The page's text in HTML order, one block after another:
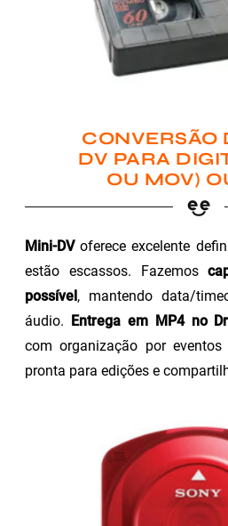
CONVERSÃO
DV PARA
OU MOV)
Mini-DVoferece excelente
estão escassos. Fazemos
possível, mantendo data/
áudio. Entrega em MP4 no
com organização por
pronta para edições e